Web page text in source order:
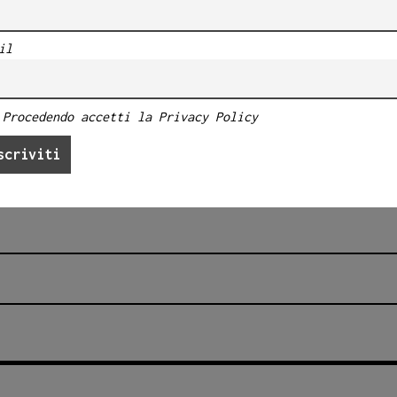
Procedendo accetti la Privacy Policy